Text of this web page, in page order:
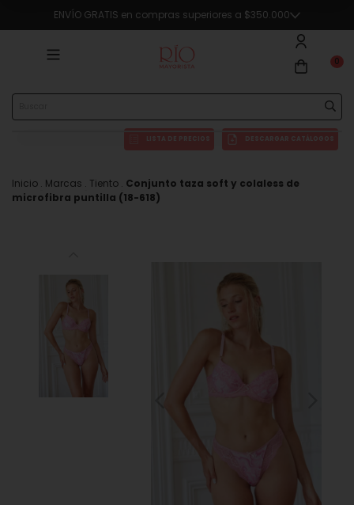
ENVÍO GRATIS en compras superiores a $350.000
0
LISTA DE PRECIOS DESCARGAR CATÁLOGOS
Inicio . Marcas . Tiento . Conjunto taza soft y colaless de
microfibra puntilla (18-618)